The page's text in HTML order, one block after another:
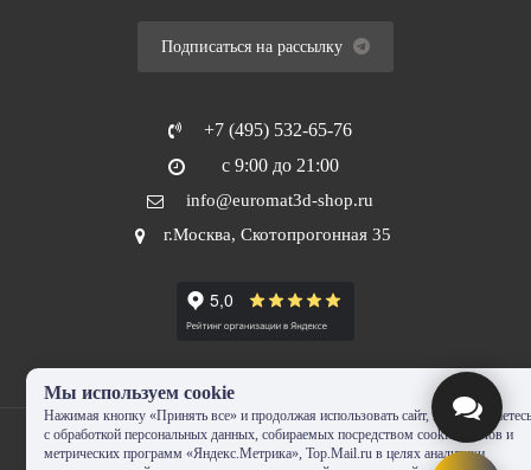
Подписаться на рассылку
+7 (495) 532-65-76
с 9:00 до 21:00
info@euromat3d-shop.ru
г.Москва, Скотопрогонная 35
Мы используем cookie
Нажимая кнопку «Принять все» и продолжая использовать сайт, Вы
с обработкой персональных данных, собираемых посредством cookie-файлов и
метрических программ «Яндекс.Метрика», Top.Mail.ru в целях аналитики